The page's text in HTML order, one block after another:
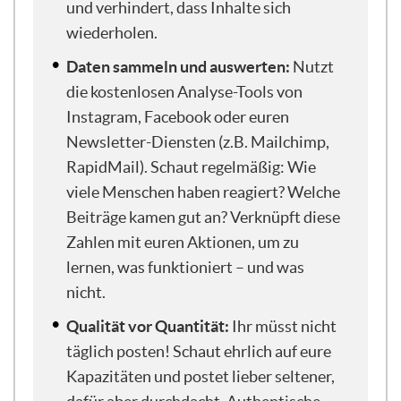
und vielleicht auch im Team so ein
bisschen Lust an der Sache zu bekommen
und zu gewinnen.
Noch am Anfang noch ein kleiner
Disclaimer: Heute wird es vor allem um
Social Media und E-Mail-Marketing gehen.
Das sind die zwei Beispiele, die ich immer
wieder erwähnen werde. Das heißt aber
auch nicht, dass wir die Methoden, die wir
heute besprechen, oder die Werkzeuge,
die ich euch zeige, nicht an zum Beispiel
Eventmanagement,
Veranstaltungsorganisation oder auch
Pressearbeit anwenden könnt. Ich werde
aber — das möchte ich jetzt schon sagen —
immer wieder vor allem an Social Media
und verhindert, dass Inhalte sich
wiederholen.
Daten sammeln und auswerten: Nutzt
die kostenlosen Analyse-Tools von
Instagram, Facebook oder euren
Newsletter-Diensten (z.B. Mailchimp,
RapidMail). Schaut regelmäßig: Wie
viele Menschen haben reagiert? Welche
Beiträge kamen gut an? Verknüpft diese
Zahlen mit euren Aktionen, um zu
lernen, was funktioniert – und was
nicht.
Qualität vor Quantität: Ihr müsst nicht
täglich posten! Schaut ehrlich auf eure
Kapazitäten und postet lieber seltener,